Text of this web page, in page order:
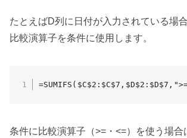
たとえばD列に日付が入力されている場
比較演算子を条件に使用します。
条件に比較演算子（>=・<=）を使う場合